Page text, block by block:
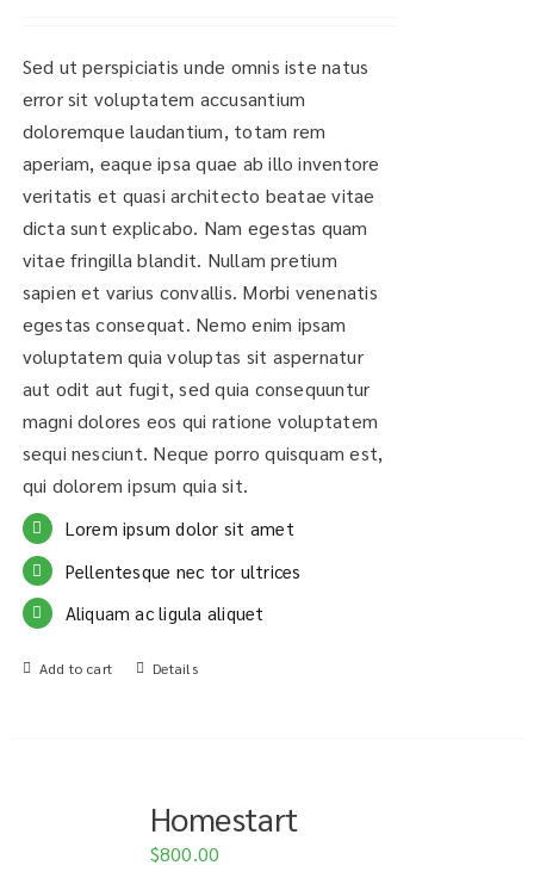
Sed ut perspiciatis unde omnis iste natus
error sit voluptatem accusantium
doloremque laudantium, totam rem
aperiam, eaque ipsa quae ab illo inventore
veritatis et quasi architecto beatae vitae
dicta sunt explicabo. Nam egestas quam
vitae fringilla blandit. Nullam pretium
sapien et varius convallis. Morbi venenatis
egestas consequat. Nemo enim ipsam
voluptatem quia voluptas sit aspernatur
aut odit aut fugit, sed quia consequuntur
magni dolores eos qui ratione voluptatem
sequi nesciunt. Neque porro quisquam est,
qui dolorem ipsum quia sit.
Lorem ipsum dolor sit amet
Pellentesque nec tor ultrices
Aliquam ac ligula aliquet
Add to cart Details
Homestart
$800.00